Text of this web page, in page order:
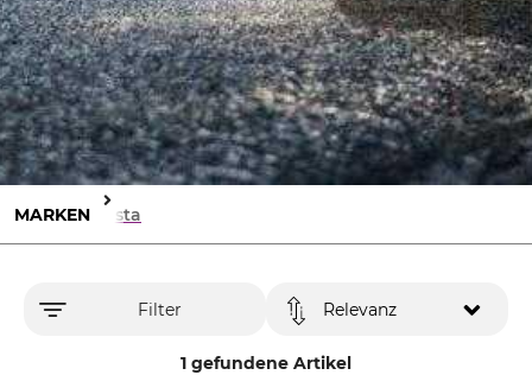
MARKEN Brista
Filter
1 gefundene Artikel
Relevanz